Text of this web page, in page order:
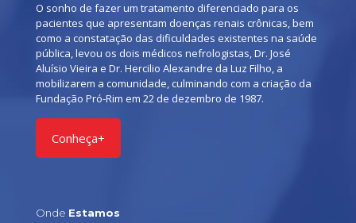
O sonho de fazer um tratamento diferenciado para os
pacientes que apresentam doenças renais crônicas, bem
como a constatação das dificuldades existentes na saúde
pública, levou os dois médicos nefrologistas, Dr. José
Aluísio Vieira e Dr. Hercilio Alexandre da Luz Filho, a
mobilizarem a comunidade, culminando com a criação da
Fundação Pró-Rim em 22 de dezembro de 1987.
Conheça+
Onde Estamos